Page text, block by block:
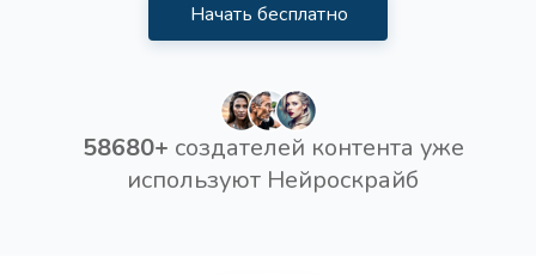
Начать бесплатно
58680+ создателей контента уже
используют Нейроскрайб